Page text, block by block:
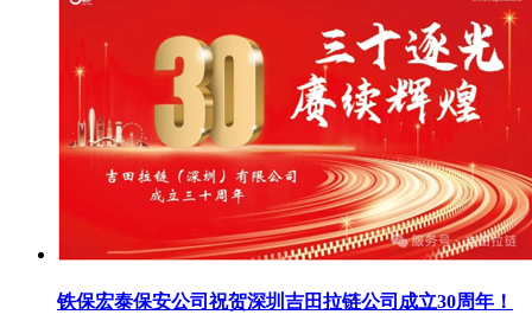
铁保宏泰保安公司祝贺深圳吉田拉链公司成立30周年！